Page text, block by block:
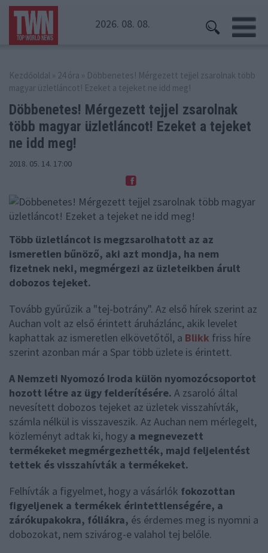
2026. 08. 08.
Kezdőoldal » 24 óra » Döbbenetes! Mérgezett tejjel zsarolnak több
magyar üzletláncot! Ezeket a tejeket ne idd meg!
Döbbenetes! Mérgezett tejjel zsarolnak
több magyar üzletláncot! Ezeket a tejeket
ne idd meg!
2018. 05. 14. 17:00
Több üzletláncot is megzsarolhatott az az
ismeretlen bűnöző, aki azt mondja, ha nem
fizetnek neki, megmérgezi az üzleteikben árult
dobozos tejeket.
Tovább gyűrűzik a "tej-botrány". Az első hírek szerint az
Auchan volt az első érintett áruházlánc, akik levelet
kaphattak az ismeretlen elkövetőtől, a Blikk friss híre
szerint azonban már a Spar több üzlete is érintett.
A Nemzeti Nyomozó Iroda külön nyomozócsoportot
hozott létre az ügy felderítésére. A zsaroló által
nevesített dobozos tejeket az üzletek visszahívták,
számla nélkül is visszaveszik. Az Auchan nem mérlegelt,
közleményt adtak ki, hogy a megnevezett
termékeket megmérgezhették, majd feljelentést
tettek és visszahívták a termékeket.
Felhívták a figyelmet, hogy a vásárlók fokozottan
figyeljenek a termékek érintettlenségére, a
zárókupakokra, fóliákra, és érdemes meg is nyomni a
dobozokat, nem szivárog-e valahol tej belőle.